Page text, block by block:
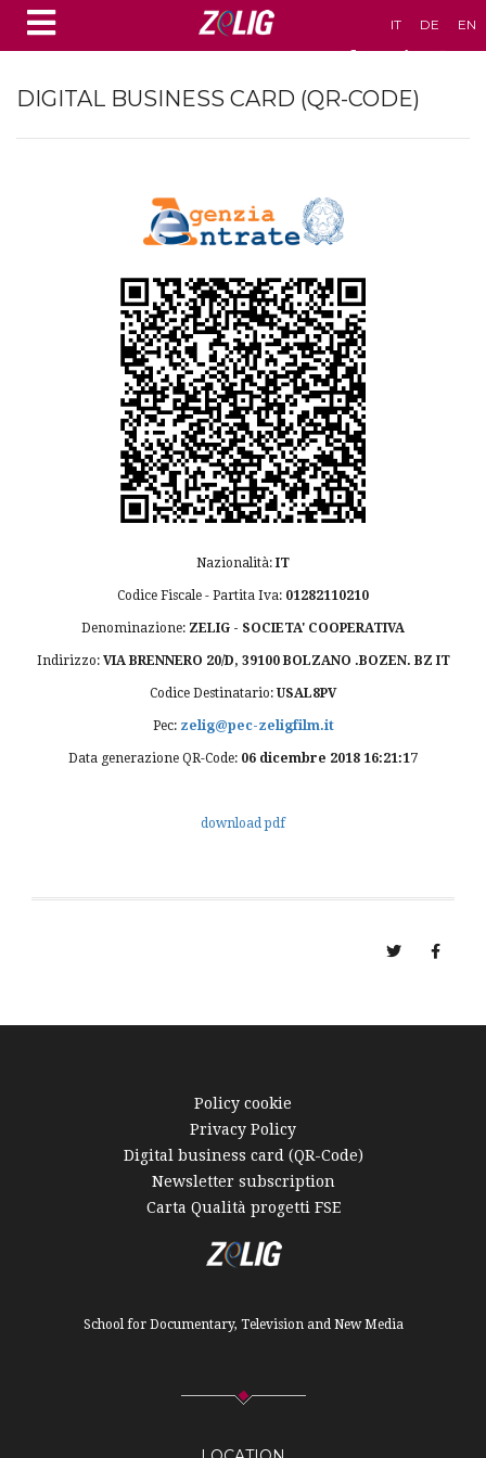
IT DE EN
DIGITAL BUSINESS CARD (QR-CODE)
Nazionalità: IT
Codice Fiscale - Partita Iva: 01282110210
Denominazione: ZELIG - SOCIETA' COOPERATIVA
Indirizzo: VIA BRENNERO 20/D, 39100 BOLZANO .BOZEN. BZ IT
Codice Destinatario: USAL8PV
Pec: zelig@pec-zeligfilm.it
Data generazione QR-Code: 06 dicembre 2018 16:21:17
download pdf
Policy cookie
Privacy Policy
Digital business card (QR-Code)
Newsletter subscription
Carta Qualità progetti FSE
School for Documentary, Television and New Media